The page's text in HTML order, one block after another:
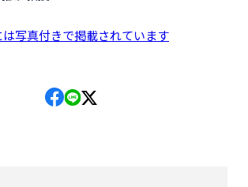
は写真付きで掲載されています